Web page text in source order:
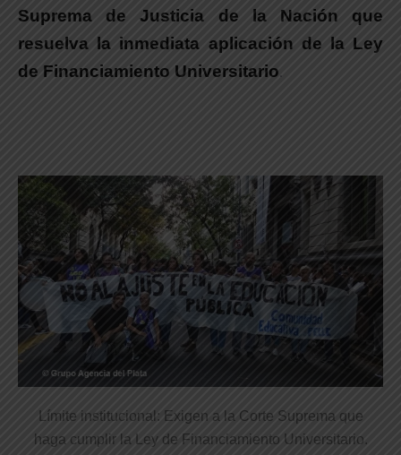
Suprema de Justicia de la Nación que
resuelva la inmediata aplicación de la Ley
de Financiamiento Universitario
Límite institucional: Exigen a la Corte Suprema que
haga cumplir la Ley de Financiamiento Universitario.